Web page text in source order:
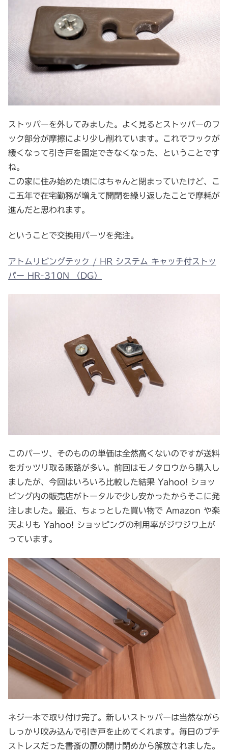
ストッパーを外してみました。よく見るとストッパーのフ
ック部分が摩擦により少し削れています。これでフックが
緩くなって引き戸を固定できなくなった、ということです
ね。
この家に住み始めた頃にはちゃんと閉まっていたけど、こ
こ五年で在宅勤務が増えて開閉を繰り返したことで摩耗が
進んだと思われます。
ということで交換用パーツを発注。
アトムリビングテック / HR システム キャッチ付ストッ
パー HR-310N （DG）
このパーツ、そのものの単価は全然高くないのですが送料
をガッツリ取る販路が多い。前回はモノタロウから購入し
ましたが、今回はいろいろ比較した結果 Yahoo! ショッ
ピング内の販売店がトータルで少し安かったからそこに発
注しました。最近、ちょっとした買い物で Amazon や楽
天よりも Yahoo! ショッピングの利用率がジワジワ上が
っています。
ネジ一本で取り付け完了。新しいストッパーは当然ながら
しっかり咬み込んで引き戸を止めてくれます。毎日のプチ
ストレスだった書斎の扉の開け閉めから解放されました。